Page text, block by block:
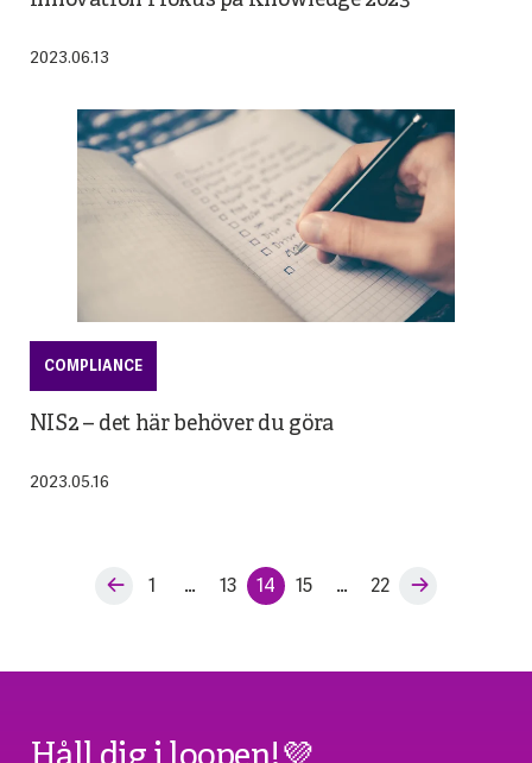
2023.06.13
COMPLIANCE
NIS2 – det här behöver du göra
2023.05.16
1 … 13 14 15 … 22